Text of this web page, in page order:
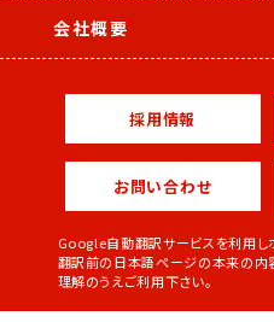
会社概要
採用情報
お問い合わせ
Google自動翻訳サービスを利用し
翻訳前の日本語ページの本来の内
理解のうえご利用下さい。